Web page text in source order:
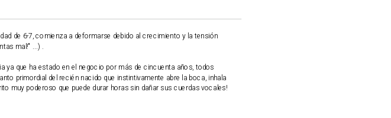
de 6-7, comienza a deformarse debido al crecimiento y la tensión
mal!" ...) .
ya que ha estado en el negocio por más de cincuenta años, todos
primordial del recién nacido que instintivamente abre la boca, inhala
muy poderoso que puede durar horas sin dañar sus cuerdas vocales!